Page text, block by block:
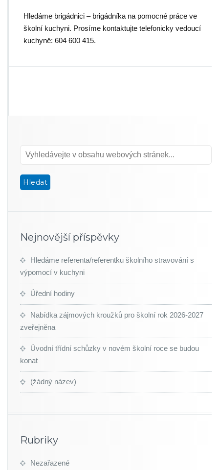
Hledáme brigádnici – brigádníka na pomocné práce ve
školní kuchyni. Prosíme kontaktujte telefonicky vedoucí
kuchyně: 604 600 415.
Nejnovější příspěvky
Hledáme referenta/referentku školního stravování s
výpomocí v kuchyni
Úřední hodiny
Nabídka zájmových kroužků pro školní rok 2026-2027
zveřejněna
Úvodní třídní schůzky v novém školní roce se budou
konat
(žádný název)
Rubriky
Nezařazené